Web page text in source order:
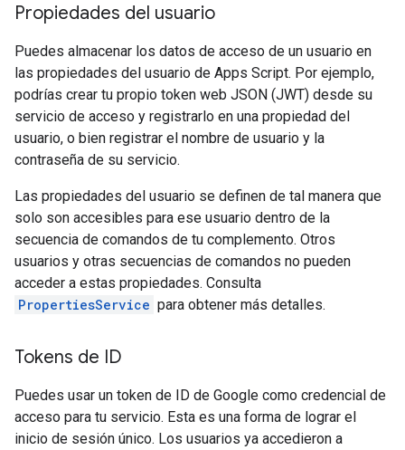
Propiedades del usuario
Puedes almacenar los datos de acceso de un usuario en
las propiedades del usuario de Apps Script. Por ejemplo,
podrías crear tu propio token web JSON (JWT) desde su
servicio de acceso y registrarlo en una propiedad del
usuario, o bien registrar el nombre de usuario y la
contraseña de su servicio.
Las propiedades del usuario se definen de tal manera que
solo son accesibles para ese usuario dentro de la
secuencia de comandos de tu complemento. Otros
usuarios y otras secuencias de comandos no pueden
acceder a estas propiedades. Consulta
PropertiesService para obtener más detalles.
Tokens de ID
Puedes usar un token de ID de Google como credencial de
acceso para tu servicio. Esta es una forma de lograr el
inicio de sesión único. Los usuarios ya accedieron a